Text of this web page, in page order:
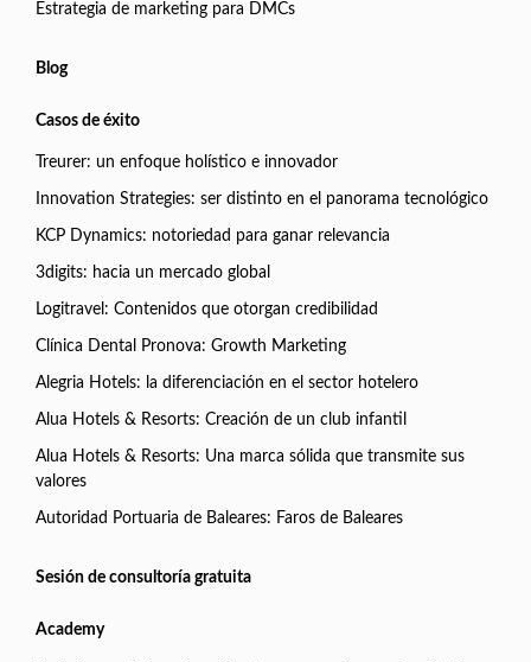
Estrategia de marketing para DMCs
Blog
Casos de éxito
Treurer: un enfoque holístico e innovador
Innovation Strategies: ser distinto en el panorama tecnológico
KCP Dynamics: notoriedad para ganar relevancia
3digits: hacia un mercado global
Logitravel: Contenidos que otorgan credibilidad
Clínica Dental Pronova: Growth Marketing
Alegria Hotels: la diferenciación en el sector hotelero
Alua Hotels & Resorts: Creación de un club infantil
Alua Hotels & Resorts: Una marca sólida que transmite sus
valores
Autoridad Portuaria de Baleares: Faros de Baleares
Sesión de consultoría gratuita
Academy